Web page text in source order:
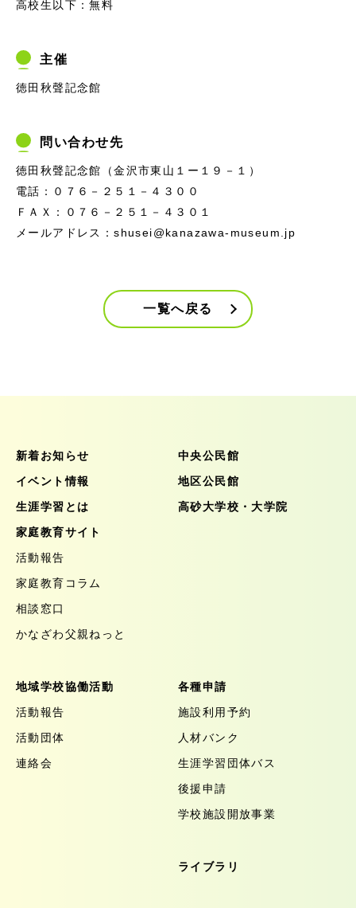
高校生以下：無料
主催
徳田秋聲記念館
問い合わせ先
徳田秋聲記念館（金沢市東山１ー１９－１）
電話：０７６－２５１－４３００
ＦＡＸ：０７６－２５１－４３０１
メールアドレス：shusei@kanazawa-museum.jp
一覧へ戻る
新着お知らせ
イベント情報
生涯学習とは
家庭教育サイト
活動報告
家庭教育コラム
相談窓口
かなざわ父親ねっと
地域学校協働活動
活動報告
活動団体
連絡会
中央公民館
地区公民館
高砂大学校・大学院
各種申請
施設利用予約
人材バンク
生涯学習団体バス
後援申請
学校施設開放事業
ライブラリ